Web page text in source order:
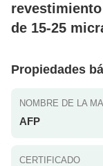
de 15-25
Propiedades
NOMBRE DE LA
AFP
CERTIFICADO